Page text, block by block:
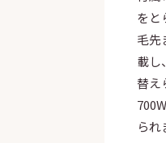
をと
毛先
載し
替え
られ